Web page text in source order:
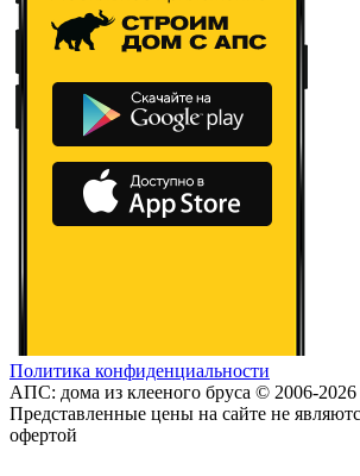
Политика конфиденциальности
АПС: дома из клееного бруса © 2006-2026
Представленные цены на сайте не
офертой